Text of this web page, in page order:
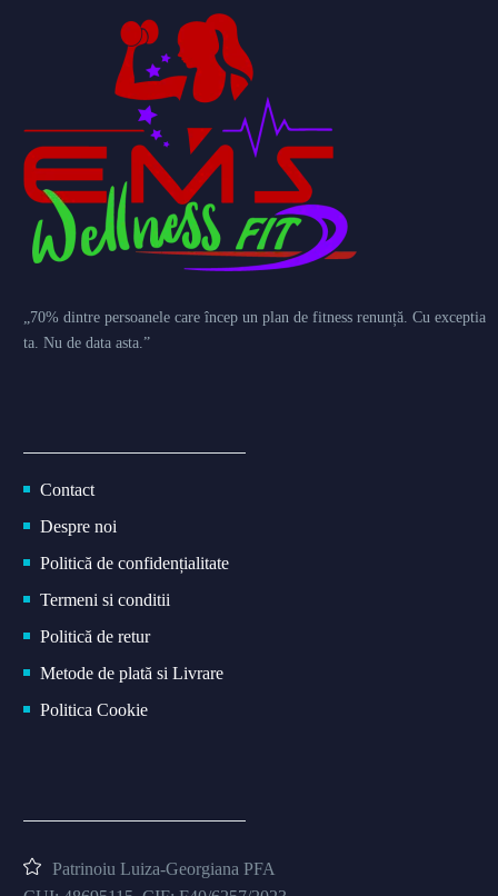
„70% dintre persoanele care încep un plan de fitness renunță. Cu exceptia
ta. Nu de data asta.”
Contact
Despre noi
Politică de confidențialitate
Termeni si conditii
Politică de retur
Metode de plată si Livrare
Politica Cookie
Patrinoiu Luiza-Georgiana PFA